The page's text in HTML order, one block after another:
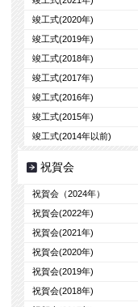
竣工式(2020年)
竣工式(2019年)
竣工式(2018年)
竣工式(2017年)
竣工式(2016年)
竣工式(2015年)
竣工式(2014年以前)
祝賀会
祝賀会（2024年）
祝賀会(2022年)
祝賀会(2021年)
祝賀会(2020年)
祝賀会(2019年)
祝賀会(2018年)